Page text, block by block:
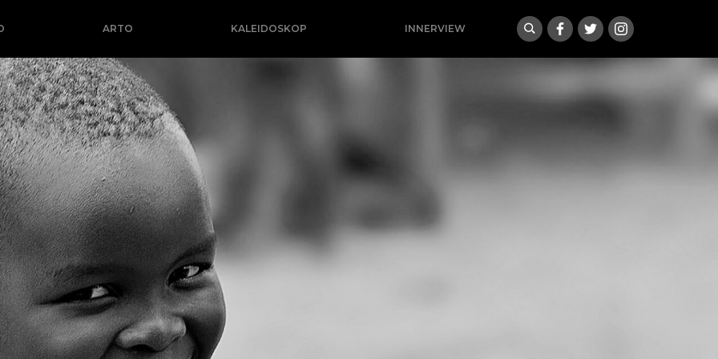
ARTO KALEIDOSKOP INNERVIEW